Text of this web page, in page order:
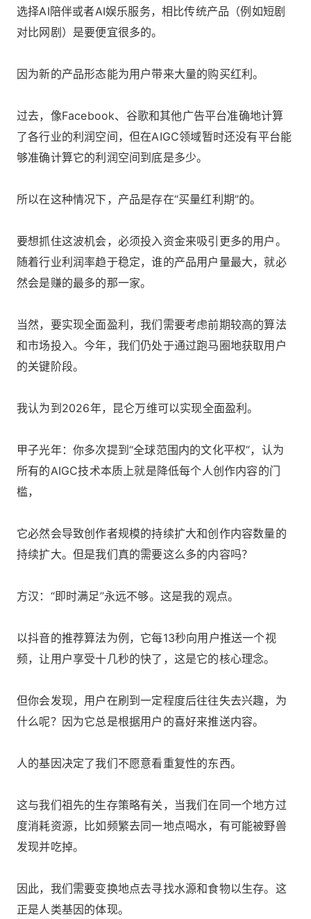
选择AI陪伴或者AI娱乐服务，相比传统产品（例如短剧
对比网剧）是要便宜很多的。
因为新的产品形态能为用户带来大量的购买红利。
过去，像Facebook、谷歌和其他广告平台准确地计算
了各行业的利润空间，但在AIGC领域暂时还没有平台能
够准确计算它的利润空间到底是多少。
所以在这种情况下，产品是存在“买量红利期”的。
要想抓住这波机会，必须投入资金来吸引更多的用户。
随着行业利润率趋于稳定，谁的产品用户量最大，就必
然会是赚的最多的那一家。
当然，要实现全面盈利，我们需要考虑前期较高的算法
和市场投入。今年，我们仍处于通过跑马圈地获取用户
的关键阶段。
我认为到2026年，昆仑万维可以实现全面盈利。
甲子光年：你多次提到“全球范围内的文化平权”，认为
所有的AIGC技术本质上就是降低每个人创作内容的门
槛，
它必然会导致创作者规模的持续扩大和创作内容数量的
持续扩大。但是我们真的需要这么多的内容吗？
方汉：“即时满足”永远不够。这是我的观点。
以抖音的推荐算法为例，它每13秒向用户推送一个视
频，让用户享受十几秒的快了，这是它的核心理念。
但你会发现，用户在刷到一定程度后往往失去兴趣，为
什么呢？因为它总是根据用户的喜好来推送内容。
人的基因决定了我们不愿意看重复性的东西。
这与我们祖先的生存策略有关，当我们在同一个地方过
度消耗资源，比如频繁去同一地点喝水，有可能被野兽
发现并吃掉。
因此，我们需要变换地点去寻找水源和食物以生存。这
正是人类基因的体现。